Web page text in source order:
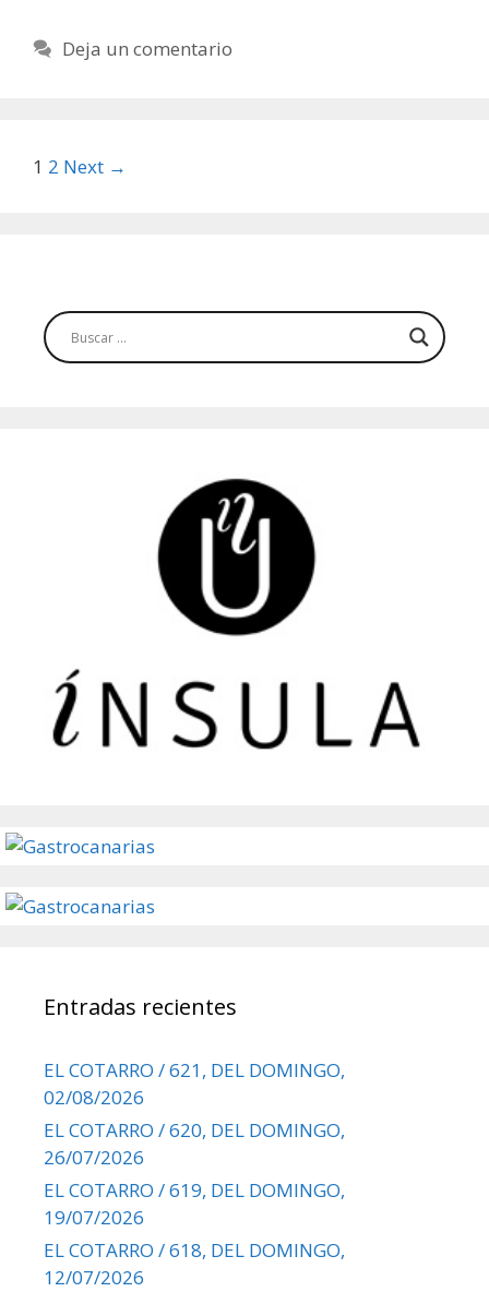
Deja un comentario
Post
1 2 Next →
Entradas recientes
EL COTARRO / 621, DEL DOMINGO,
02/08/2026
EL COTARRO / 620, DEL DOMINGO,
26/07/2026
EL COTARRO / 619, DEL DOMINGO,
19/07/2026
EL COTARRO / 618, DEL DOMINGO,
12/07/2026